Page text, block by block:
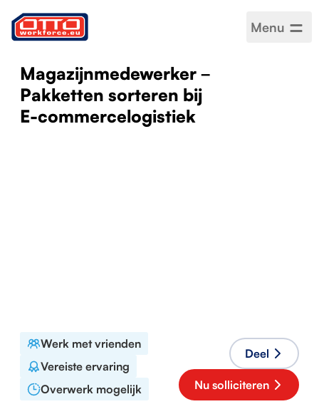
Menu
Magazijnmedewerker –
Pakketten sorteren bij
E-commercelogistiek
Werk met vrienden
Vereiste ervaring
Overwerk mogelijk
Deel
Nu solliciteren